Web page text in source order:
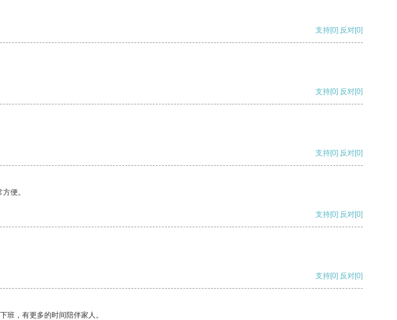
支持[0] 反对[0]
支持[0] 反对[0]
支持[0] 反对[0]
便。
支持[0] 反对[0]
支持[0] 反对[0]
班，有更多的时间陪伴家人。